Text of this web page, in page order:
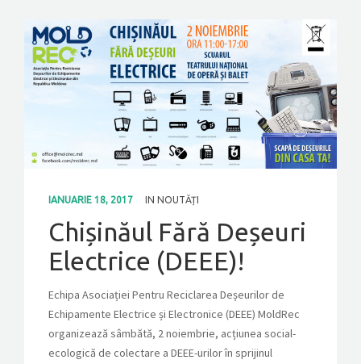
PUNCTE DE COLECTARE
CONTACT
GET A QUOTE
IANUARIE 18, 2017 IN NOUTĂȚI
Chișinăul Fără Deșeuri
Electrice (DEEE)!
Echipa Asociației Pentru Reciclarea Deșeurilor de
Echipamente Electrice și Electronice (DEEE) MoldRec
organizează sâmbătă, 2 noiembrie, acțiunea social-
ecologică de colectare a DEEE-urilor în sprijinul